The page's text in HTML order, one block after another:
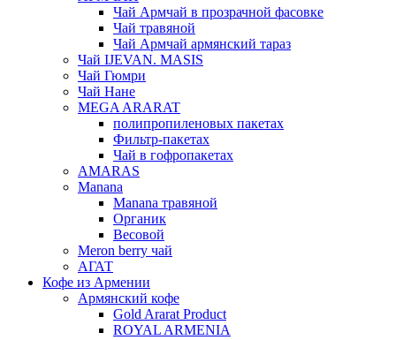
Чай Армчай в прозрачной фасовке
Чай травяной
Чай Армчай армянский тараз
Чай IJEVAN. MASIS
Чай Гюмри
Чай Нане
MEGA ARARAT
полипропиленовых пакетах
Фильтр-пакетах
Чай в гофропакетах
AMARAS
Manana
Manana травяной
Органик
Весовой
Meron berry чай
АГАТ
Кофе из Армении
Армянский кофе
Gold Ararat Product
ROYAL ARMENIA